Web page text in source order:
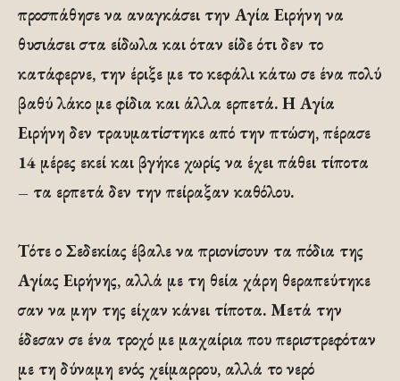
προσπάθησε να αναγκάσει την Αγία Ειρήνη να
θυσιάσει στα είδωλα και όταν είδε ότι δεν το
κατάφερνε, την έριξε με το κεφάλι κάτω σε ένα πολύ
βαθύ λάκο με φίδια και άλλα ερπετά. Η Αγία
Ειρήνη δεν τραυματίστηκε από την πτώση, πέρασε
14 μέρες εκεί και βγήκε χωρίς να έχει πάθει τίποτα
– τα ερπετά δεν την πείραξαν καθόλου.
Τότε ο Σεδεκίας έβαλε να πριονίσουν τα πόδια της
Αγίας Ειρήνης, αλλά με τη θεία χάρη θεραπεύτηκε
σαν να μην της είχαν κάνει τίποτα. Μετά την
έδεσαν σε ένα τροχό με μαχαίρια που περιστρεφόταν
με τη δύναμη ενός χείμαρρου, αλλά το νερό